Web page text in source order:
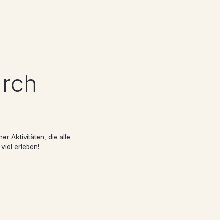
Aktivitäten, die alle
erleben!